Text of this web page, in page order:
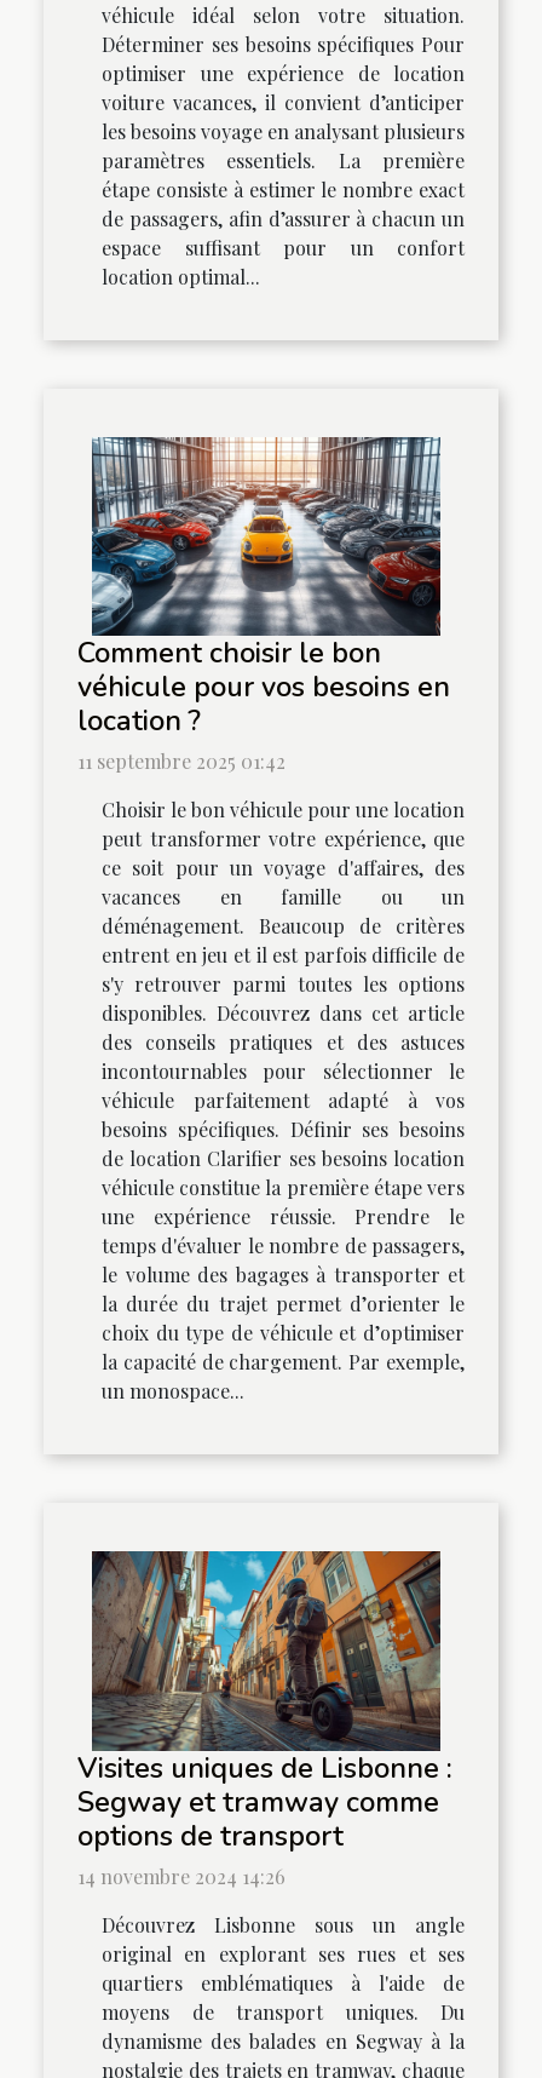
véhicule idéal selon votre situation.
Déterminer ses besoins spécifiques Pour
optimiser une expérience de location
voiture vacances, il convient d’anticiper
les besoins voyage en analysant plusieurs
paramètres essentiels. La première
étape consiste à estimer le nombre exact
de passagers, afin d’assurer à chacun un
espace suffisant pour un confort
location optimal...
Comment choisir le bon
véhicule pour vos besoins en
location ?
11 septembre 2025 01:42
Choisir le bon véhicule pour une location
peut transformer votre expérience, que
ce soit pour un voyage d'affaires, des
vacances en famille ou un
déménagement. Beaucoup de critères
entrent en jeu et il est parfois difficile de
s'y retrouver parmi toutes les options
disponibles. Découvrez dans cet article
des conseils pratiques et des astuces
incontournables pour sélectionner le
véhicule parfaitement adapté à vos
besoins spécifiques. Définir ses besoins
de location Clarifier ses besoins location
véhicule constitue la première étape vers
une expérience réussie. Prendre le
temps d'évaluer le nombre de passagers,
le volume des bagages à transporter et
la durée du trajet permet d’orienter le
choix du type de véhicule et d’optimiser
la capacité de chargement. Par exemple,
un monospace...
Visites uniques de Lisbonne :
Segway et tramway comme
options de transport
14 novembre 2024 14:26
Découvrez Lisbonne sous un angle
original en explorant ses rues et ses
quartiers emblématiques à l'aide de
moyens de transport uniques. Du
dynamisme des balades en Segway à la
nostalgie des trajets en tramway, chaque